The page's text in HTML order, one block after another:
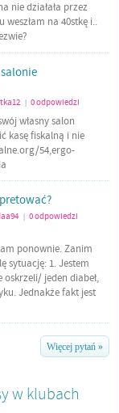
nie działała przez
weszłam na 40stkę i..
0odpowiedzi
własny salon
kasę fiskalną i nie
54,ergo-
0odpowiedzi
ponownie. Zanim
sytuację: 1. Jestem
jeden diabeł,
Jednakże fakt jest
Więcej pytań »
w klubach